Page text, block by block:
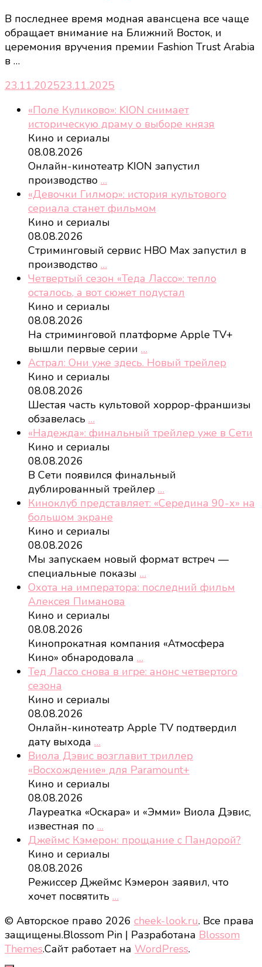
В последнее время модная авансцена все чаще
обращает внимание на Ближний Восток, и
церемония вручения премии Fashion Trust Arabia
в …
23.11.202523.11.2025
«Поле Куликово»: KION снимает
историческую драму о выборе князя
Кино и сериалы
08.08.2026
Онлайн-кинотеатр KION запустил
производство …
«Девочки Гилмор»: история культового
сериала станет фильмом
Кино и сериалы
08.08.2026
Стриминговый сервис HBO Max запустил в
производство …
Четвертый сезон «Теда Лассо»: тепло
осталось, а вот сюжет подустал
Кино и сериалы
08.08.2026
На стриминговой платформе Apple TV+
вышли первые серии …
Астрал: Они уже здесь. Новый трейлер
Кино и сериалы
08.08.2026
Шестая часть культовой хоррор-франшизы
обзавелась …
«Надежда»: финальный трейлер уже в Сети
Кино и сериалы
08.08.2026
В Сети появился финальный
дублированный трейлер …
Киноклуб представляет: «Середина 90-х» на
большом экране
Кино и сериалы
08.08.2026
Мы запускаем новый формат встреч —
специальные показы …
Охота на императора: последний фильм
Алексея Пиманова
Кино и сериалы
08.08.2026
Кинопрокатная компания «Атмосфера
Кино» обнародовала …
Тед Лассо снова в игре: анонс четвертого
сезона
Кино и сериалы
08.08.2026
Онлайн-кинотеатр Apple TV подтвердил
дату выхода …
Виола Дэвис возглавит триллер
«Восхождение» для Paramount+
Кино и сериалы
08.08.2026
Лауреатка «Оскара» и «Эмми» Виола Дэвис,
известная по …
Джеймс Кэмерон: прощание с Пандорой?
Кино и сериалы
08.08.2026
Режиссер Джеймс Кэмерон заявил, что
хочет посвятить …
© Авторское право 2026 cheek-look.ru. Все права
защищены.Blossom Pin | Разработана Blossom
Themes.Сайт работает на WordPress.